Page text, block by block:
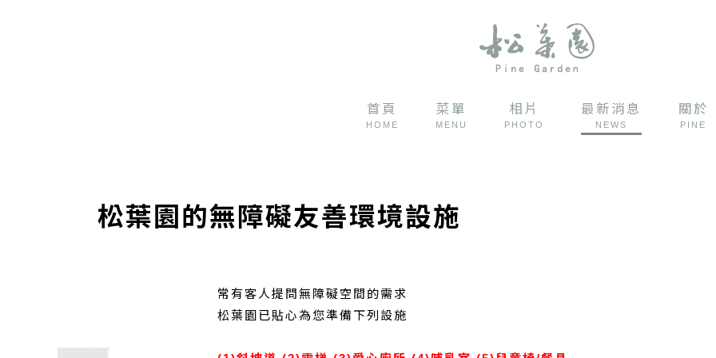
首頁
HOME
菜單
MENU
相片
PHOTO
最新消息
NEWS
關於
PINE
松葉園的無障礙友善環境設施
常有客人提問無障礙空間的需求
松葉園已貼心為您準備下列設施